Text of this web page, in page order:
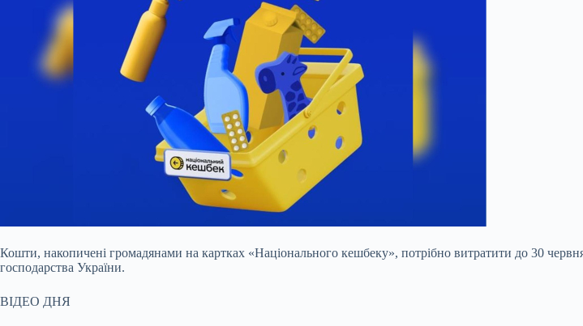
Кошти, накопичені громадянами на картках «Національного кешбеку», потрібно витратити до 30
господарства України.
ВІДЕО ДНЯ